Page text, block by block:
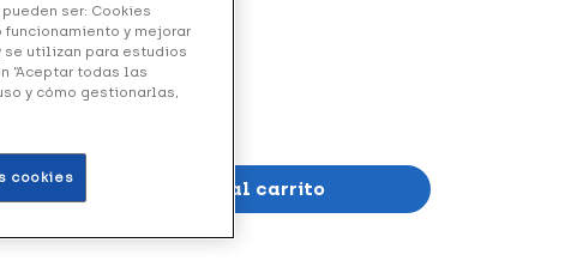
Añadir al carrito
ser: Cookies
y mejorar
se utilizan para estudios
“Aceptar todas las
y cómo gestionarlas,
cookies